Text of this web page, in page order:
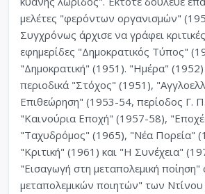
μελέτες "φερόντων οργανισμών"
Συγχρόνως άρχισε να γράφει
εφημερίδες "Δημοκρατικός Τύπος"
"Δημοκρατική" (1951). "Ημέρα" (1952)
περιοδικά "Στόχος" (1951),
Επιθεώρηση" (1953-54, περίοδος Γ.
"Καινούρια Εποχή" (1957-58),
"Ταχυδρόμος" (1965), "Νέα Πορεία"
"Κριτική" (1961) και "Η Συνέχεια"
"Εισαγωγή στη μεταπολεμική
μεταπολεμικών ποιητών" των Ντίνου